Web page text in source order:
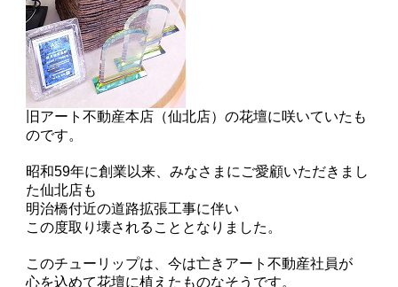
旧アート不動産本店（仙北店）の花壇に咲いていたも
のです。
昭和59年に創業以来、みなさまにご愛顧いただきまし
た仙北店も
明治橋付近の道路拡張工事に伴い
この度取り壊されることとなりました。
このチューリップは、今は亡きアート不動産社員が
心を込めて花壇に植えたものなそうです。